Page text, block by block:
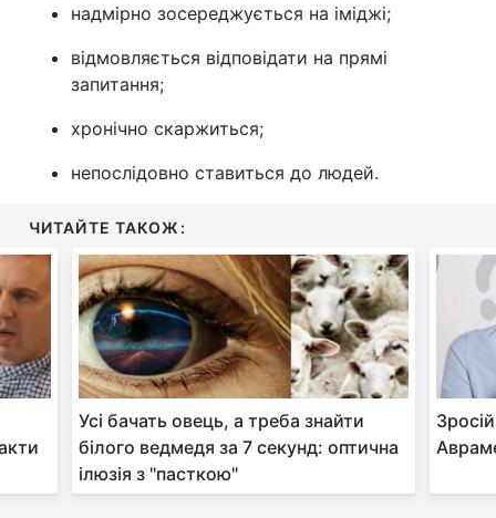
надмірно зосереджується на іміджі;
відмовляється відповідати на прямі
запитання;
хронічно скаржиться;
непослідовно ставиться до людей.
ЧИТАЙТЕ ТАКОЖ:
Усі бачать овець, а треба знайти
білого ведмедя за 7 секунд: оптична
ілюзія з "пасткою"